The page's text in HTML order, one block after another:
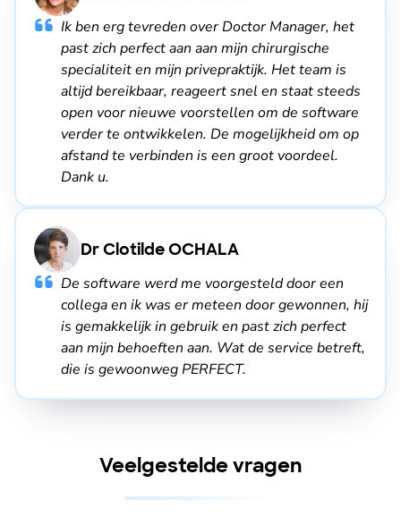
Ik ben erg tevreden over Doctor Manager, het
past zich perfect aan aan mijn chirurgische
specialiteit en mijn privepraktijk. Het team is
altijd bereikbaar, reageert snel en staat steeds
open voor nieuwe voorstellen om de software
verder te ontwikkelen. De mogelijkheid om op
afstand te verbinden is een groot voordeel.
Dank u.
Dr Clotilde OCHALA
De software werd me voorgesteld door een
collega en ik was er meteen door gewonnen, hij
is gemakkelijk in gebruik en past zich perfect
aan mijn behoeften aan. Wat de service betreft,
die is gewoonweg PERFECT.
Veelgestelde vragen